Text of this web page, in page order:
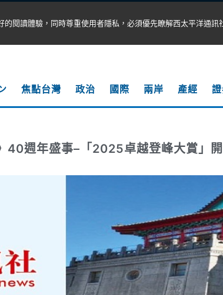
焦點台灣 政治 國際 兩岸 產經
40週年盛事–「2025卓越登峰大賞」開
的閱讀體驗，同時尊重使用者隱私，必須優先瞭解西太平洋通